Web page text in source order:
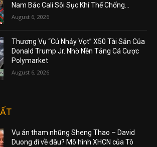
Nam Bắc Cali Sôi Sục Khí Thế Chống...
August 6, 2026
Thương Vụ “Cú Nhảy Vọt” X50 Tài Sản Của
Donald Trump Jr. Nhờ Nền Tảng Cá Cược
Polymarket
August 6, 2026
Vụ án tham nhũng Sheng Thao – David
Duong đi về đâu? Mô hình XHCN của Tô